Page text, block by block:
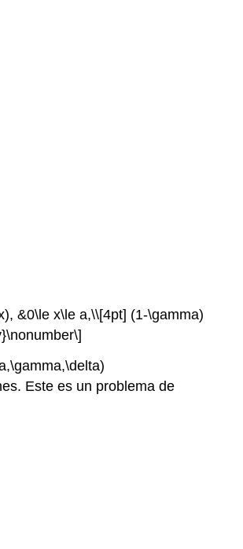
&0\le x\le a,\\[4pt] (1-\gamma)
Este es un problema de